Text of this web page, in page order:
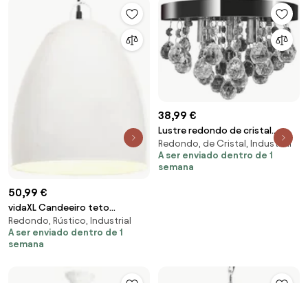
50,99 €
vidaXL Candeeiro teto
industrial redondo 25 W 42 cm
E27 branco
Redondo, Rústico, Industrial
A ser enviado dentro de 1
semana
38,99 €
Lustre redondo de cristal
cromado
Redondo, de Cristal, Industrial
A ser enviado dentro de 1
semana